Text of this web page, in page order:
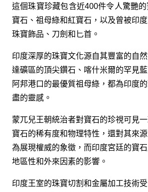
這個珠寶珍藏包含近400件令人驚艷
寶石、祖母綠和紅寶石，以及曾被印
珠寶飾品、刀劍和匕首。
印度深厚的珠寶文化源自其豐富的自
達礦區的頂尖鑽石、喀什米爾的罕見
阿邦港口的最優質祖母綠，都為印度
盡的靈感。
蒙兀兒王朝統治者對寶石的珍視可見
寶石的稀有度和物理特性，還對其來
為展現權威的象徵，而印度宮廷的寶
地區性和外來因素的影響。
印度王室的珠寶切割和金屬加工技術